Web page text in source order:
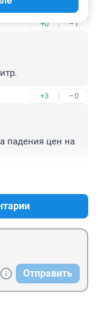
+0 –1
+3 –0
падения цен на
Отправить